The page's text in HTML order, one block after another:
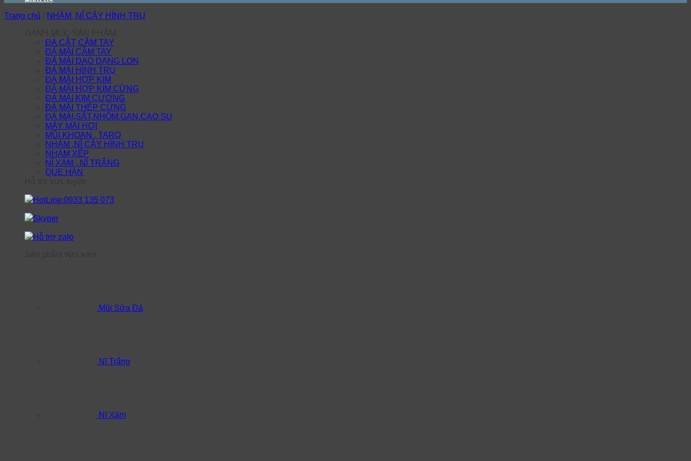
Trang chủ
NHÁM ,NĨ CÂY HÌNH TRỤ
ĐÁ CẮT CẦM TAY
ĐÁ MÀI CẦM TAY
ĐÁ MÀI DAO DẠNG LON
ĐÁ MÀI HÌNH TRỤ
ĐÁ MÀI HỢP KIM
ĐÁ MÀI HỢP KIM CỨNG
ĐÁ MÀI KIM CƯƠNG
ĐÁ MÀI THÉP CỨNG
ĐÁ MÀI,SẮT,NHÔM,GAN,CAO SU
MÁY MÀI HƠI
MŨI KHOAN , TARO
NHÁM ,NĨ CÂY HÌNH TRỤ
NHÁM XẾP
NĨ XÁM , NĨ TRẮNG
QUE HÀN
HotLine:0933 135 073
Skyper
Hỗ trợ zalo
Mũi Sửa Đá
Nĩ Trắng
Nĩ Xám